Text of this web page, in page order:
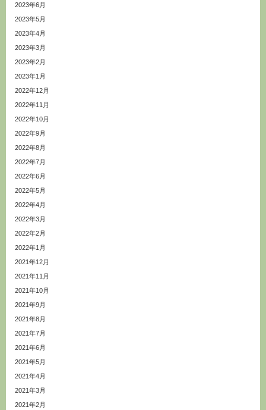
2023年6月
2023年5月
2023年4月
2023年3月
2023年2月
2023年1月
2022年12月
2022年11月
2022年10月
2022年9月
2022年8月
2022年7月
2022年6月
2022年5月
2022年4月
2022年3月
2022年2月
2022年1月
2021年12月
2021年11月
2021年10月
2021年9月
2021年8月
2021年7月
2021年6月
2021年5月
2021年4月
2021年3月
2021年2月